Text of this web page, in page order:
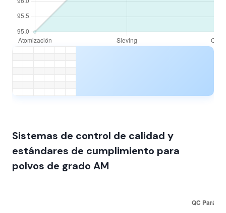
Sistemas de control de calidad y
estándares de cumplimiento para
polvos de grado AM